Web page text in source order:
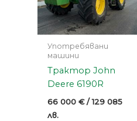
Употребявани
машини
Трактор John
Deere 6190R
66 000€/ 129 085
лв.